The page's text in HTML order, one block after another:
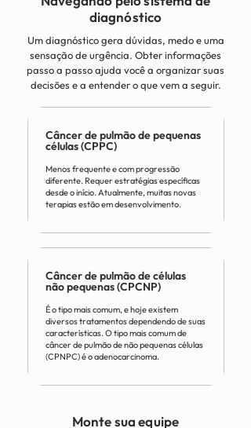
diagnóstico
Um diagnóstico gera dúvidas, medo e uma
sensação de urgência. Obter informações
passo a passo ajuda você a organizar suas
decisões e a entender o que vem a seguir.
Câncer de pulmão de pequenas
células (CPPC)
Menos frequente e com progressão
diferente. Requer estratégias específicas
desde o início. Atualmente, muitas novas
terapias estão em desenvolvimento.
Câncer de pulmão de células
não pequenas (CPCNP)
É o tipo mais comum, e hoje existem
diversos tratamentos dependendo de suas
características. O tipo mais comum de
câncer de pulmão de não pequenas células
(CPNPC) é o adenocarcinoma.
Monte sua equipe